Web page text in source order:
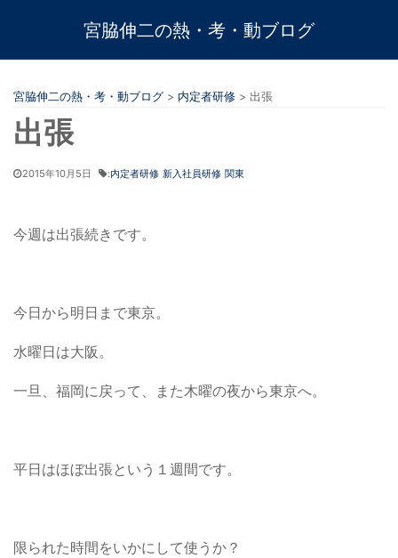
宮脇伸二の熱・考・動ブログ
宮脇伸二の熱・考・動ブログ > 内定者研修 > 出張
出張
2015年10月5日 :内定者研修 新入社員研修 関東
今週は出張続きです。
今日から明日まで東京。
水曜日は大阪。
一旦、福岡に戻って、また木曜の夜から東京へ。
平日はほぼ出張という１週間です。
限られた時間をいかにして使うか？